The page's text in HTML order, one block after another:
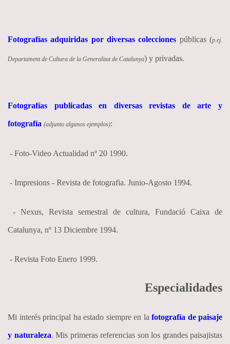
Fotografíasadquiridas por diversas colecciones públicas (p.ej.
Departament de Cultura de la Generalitat de Catalunya) y privadas.
Fotografías publicadas en diversas revistas de arte y
fotografía (adjunto algunos ejemplos):
- Foto-Video Actualidad nº 20 1990.
- Impresions - Revista de fotografia. Junio-Agosto 1994.
- Nexus, Revista semestral de cultura, Fundació Caixa de
Catalunya, nº 13 Diciembre 1994.
- Revista Foto Enero 1999.
Especialidades
Mi interés principal ha estado siempre en la fotografía de paisaje
y naturaleza. Mis primeras referencias son los grandes paisajistas